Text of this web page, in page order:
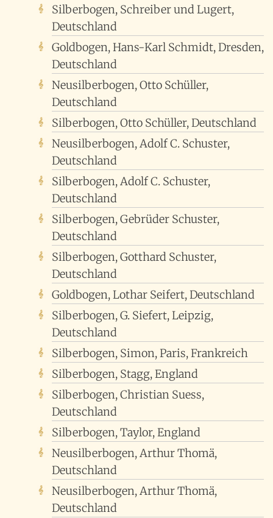
Silberbogen, Schreiber und Lugert,
Deutschland
Goldbogen, Hans-Karl Schmidt, Dresden,
Deutschland
Neusilberbogen, Otto Schüller,
Deutschland
Silberbogen, Otto Schüller, Deutschland
Neusilberbogen, Adolf C. Schuster,
Deutschland
Silberbogen, Adolf C. Schuster,
Deutschland
Silberbogen, Gebrüder Schuster,
Deutschland
Silberbogen, Gotthard Schuster,
Deutschland
Goldbogen, Lothar Seifert, Deutschland
Silberbogen, G. Siefert, Leipzig,
Deutschland
Silberbogen, Simon, Paris, Frankreich
Silberbogen, Stagg, England
Silberbogen, Christian Suess,
Deutschland
Silberbogen, Taylor, England
Neusilberbogen, Arthur Thomä,
Deutschland
Neusilberbogen, Arthur Thomä,
Deutschland